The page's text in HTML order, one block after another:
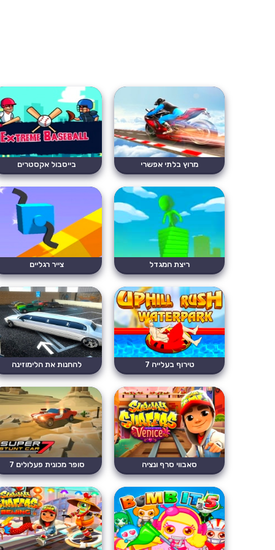
מרוץ בלתי אפשרי בייסבול אקסטרים
ריצת המגדל צייר רגליים
טירוף בעלייה 7 להחנות את הלימוזינה
סאבווי סרף ונציה סופר מכונית פעלולים 7